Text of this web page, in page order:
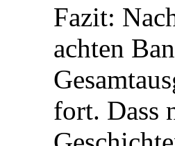
Fazit:
achten
fort. Dass